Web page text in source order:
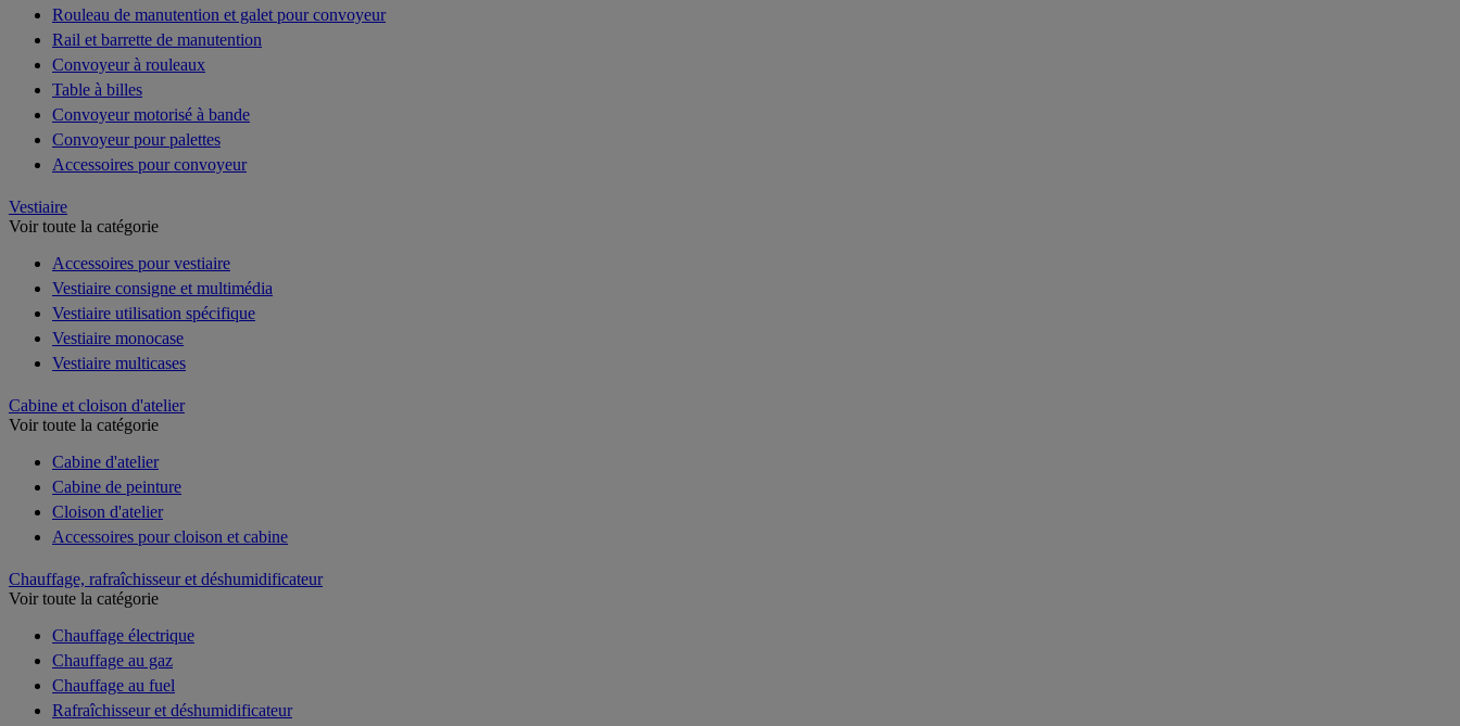
Rouleau de manutention et galet pour convoyeur
Rail et barrette de manutention
Convoyeur à rouleaux
Table à billes
Convoyeur motorisé à bande
Convoyeur pour palettes
Accessoires pour convoyeur
Vestiaire
Voir toute la catégorie
Accessoires pour vestiaire
Vestiaire consigne et multimédia
Vestiaire utilisation spécifique
Vestiaire monocase
Vestiaire multicases
Cabine et cloison d'atelier
Voir toute la catégorie
Cabine d'atelier
Cabine de peinture
Cloison d'atelier
Accessoires pour cloison et cabine
Chauffage, rafraîchisseur et déshumidificateur
Voir toute la catégorie
Chauffage électrique
Chauffage au gaz
Chauffage au fuel
Rafraîchisseur et déshumidificateur